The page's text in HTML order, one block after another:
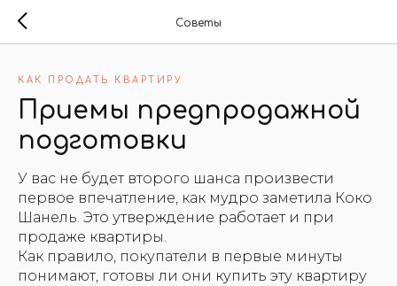
Советы
КАК ПРОДАТЬ КВАРТИРУ
Приемы предпродажной
подготовки
У вас не будет второго шанса произвести
первое впечатление, как мудро заметила Коко
Шанель. Это утверждение работает и при
продаже квартиры.
Как правило, покупатели в первые минуты
понимают, готовы ли они купить эту квартиру